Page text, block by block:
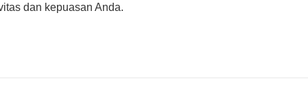
dan kepuasan Anda.